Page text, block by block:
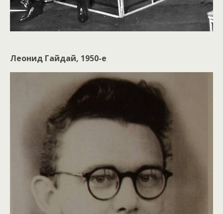
Леонид Гайдай, 1950-е